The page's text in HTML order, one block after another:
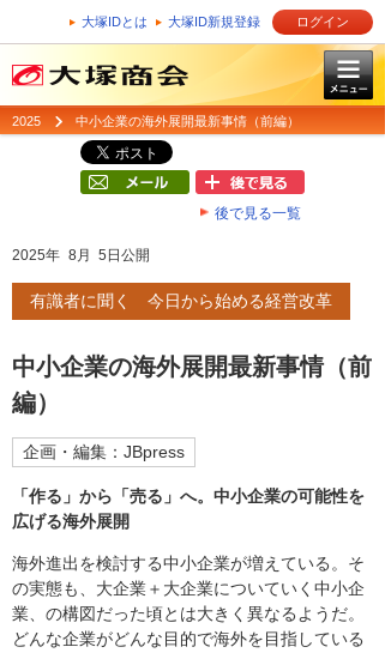
大塚IDとは 大塚ID新規登録 ログイン
2025 中小企業の海外展開最新事情（前編）
後で見る一覧
2025年 8月 5日公開
有識者に聞く 今日から始める経営改革
中小企業の海外展開最新事情（前
編）
企画・編集：JBpress
「作る」から「売る」へ。中小企業の可能性を
広げる海外展開
海外進出を検討する中小企業が増えている。そ
の実態も、大企業＋大企業についていく中小企
業、の構図だった頃とは大きく異なるようだ。
どんな企業がどんな目的で海外を目指している